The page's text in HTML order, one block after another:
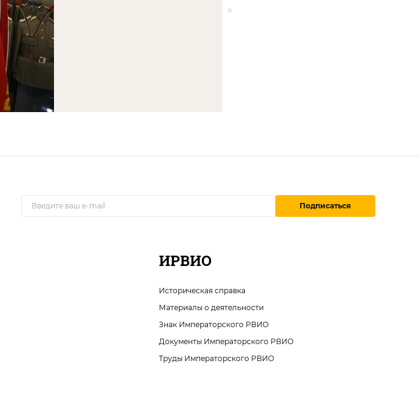
Подписаться
ИРВИО
Историческая справка
Материалы о деятельности
Знак Императорского РВИО
Документы Императорского РВИО
Труды Императорского РВИО